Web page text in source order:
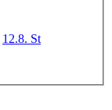
12.8. St